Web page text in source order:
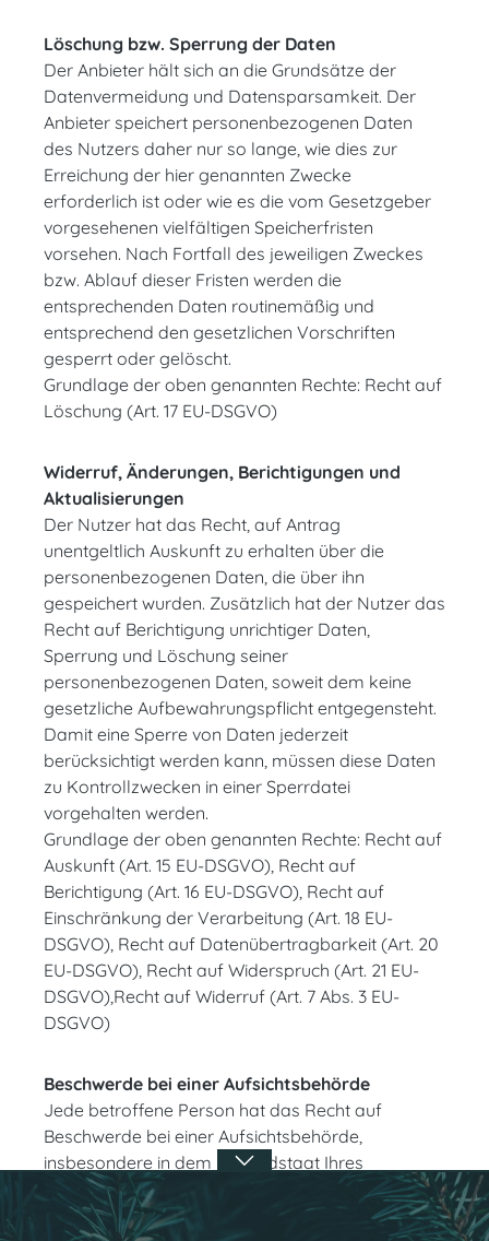
Löschung bzw. Sperrung der Daten
Der Anbieter hält sich an die Grundsätze der
Datenvermeidung und Datensparsamkeit. Der
Anbieter speichert personenbezogenen Daten
des Nutzers daher nur so lange, wie dies zur
Erreichung der hier genannten Zwecke
erforderlich ist oder wie es die vom Gesetzgeber
vorgesehenen vielfältigen Speicherfristen
vorsehen. Nach Fortfall des jeweiligen Zweckes
bzw. Ablauf dieser Fristen werden die
entsprechenden Daten routinemäßig und
entsprechend den gesetzlichen Vorschriften
gesperrt oder gelöscht.
Grundlage der oben genannten Rechte: Recht auf
Löschung (Art. 17 EU-DSGVO)
Widerruf, Änderungen, Berichtigungen und
Aktualisierungen
Der Nutzer hat das Recht, auf Antrag
unentgeltlich Auskunft zu erhalten über die
personenbezogenen Daten, die über ihn
gespeichert wurden. Zusätzlich hat der Nutzer das
Recht auf Berichtigung unrichtiger Daten,
Sperrung und Löschung seiner
personenbezogenen Daten, soweit dem keine
gesetzliche Aufbewahrungspflicht entgegensteht.
Damit eine Sperre von Daten jederzeit
berücksichtigt werden kann, müssen diese Daten
zu Kontrollzwecken in einer Sperrdatei
vorgehalten werden.
Grundlage der oben genannten Rechte: Recht auf
Auskunft (Art. 15 EU-DSGVO), Recht auf
Berichtigung (Art. 16 EU-DSGVO), Recht auf
Einschränkung der Verarbeitung (Art. 18 EU-
DSGVO), Recht auf Datenübertragbarkeit (Art. 20
EU-DSGVO), Recht auf Widerspruch (Art. 21 EU-
DSGVO),Recht auf Widerruf (Art. 7 Abs. 3 EU-
DSGVO)
Beschwerde bei einer Aufsichtsbehörde
Jede betroffene Person hat das Recht auf
Beschwerde bei einer Aufsichtsbehörde,
insbesondere in dem Mitgliedstaat Ihres
Aufenthaltsorts, Ihres Arbeitsplatzes oder des
Orts des mutmaßlichen Verstoßes, wenn die